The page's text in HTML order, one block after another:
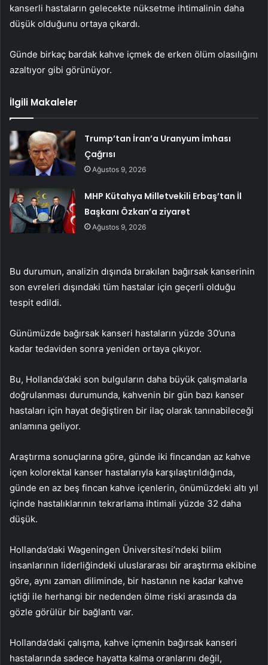
kanserli hastaların gelecekte nüksetme ihtimalinin daha
düşük olduğunu ortaya çıkardı.
Günde birkaç bardak kahve içmek de erken ölüm olasılığını
azaltıyor gibi görünüyor.
İlgili Makaleler
Trump’tan İran’a Uranyum İmhası
Çağrısı
Ağustos 9, 2026
MHP Kütahya Milletvekili Erbaş’tan İl
Başkanı Özkan’a ziyaret
Ağustos 9, 2026
Bu durumun, analizin dışında bırakılan bağırsak kanserinin
son evreleri dışındaki tüm hastalar için geçerli olduğu
tespit edildi.
Günümüzde bağırsak kanseri hastaların yüzde 30’una
kadar tedaviden sonra yeniden ortaya çıkıyor.
Bu, Hollanda’daki son bulguların daha büyük çalışmalarla
doğrulanması durumunda, kahvenin bir gün bazı kanser
hastaları için hayat değiştiren bir ilaç olarak tanınabileceği
anlamına geliyor.
Araştırma sonuçlarına göre, günde iki fincandan az kahve
içen kolorektal kanser hastalarıyla karşılaştırıldığında,
günde en az beş fincan kahve içenlerin, önümüzdeki altı yıl
içinde hastalıklarının tekrarlama ihtimali yüzde 32 daha
düşük.
Hollanda’daki Wageningen Üniversitesi’ndeki bilim
insanlarının liderliğindeki uluslararası bir araştırma ekibine
göre, aynı zaman diliminde, bir hastanın ne kadar kahve
içtiği ile herhangi bir nedenden ölme riski arasında da
gözle görülür bir bağlantı var.
Hollanda’daki çalışma, kahve içmenin bağırsak kanseri
hastalarında sadece hayatta kalma oranlarını değil,